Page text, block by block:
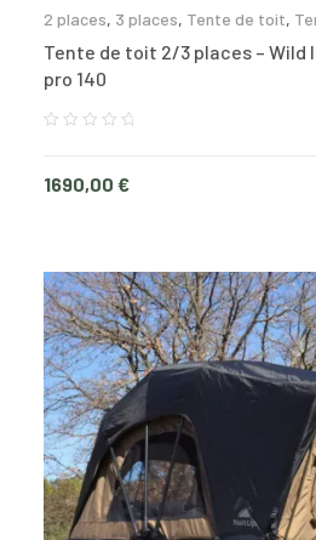
2 places, 3 places, Tente de toit,
Tente de toit 2/3 places – Wild
pro 140
1690,00 €